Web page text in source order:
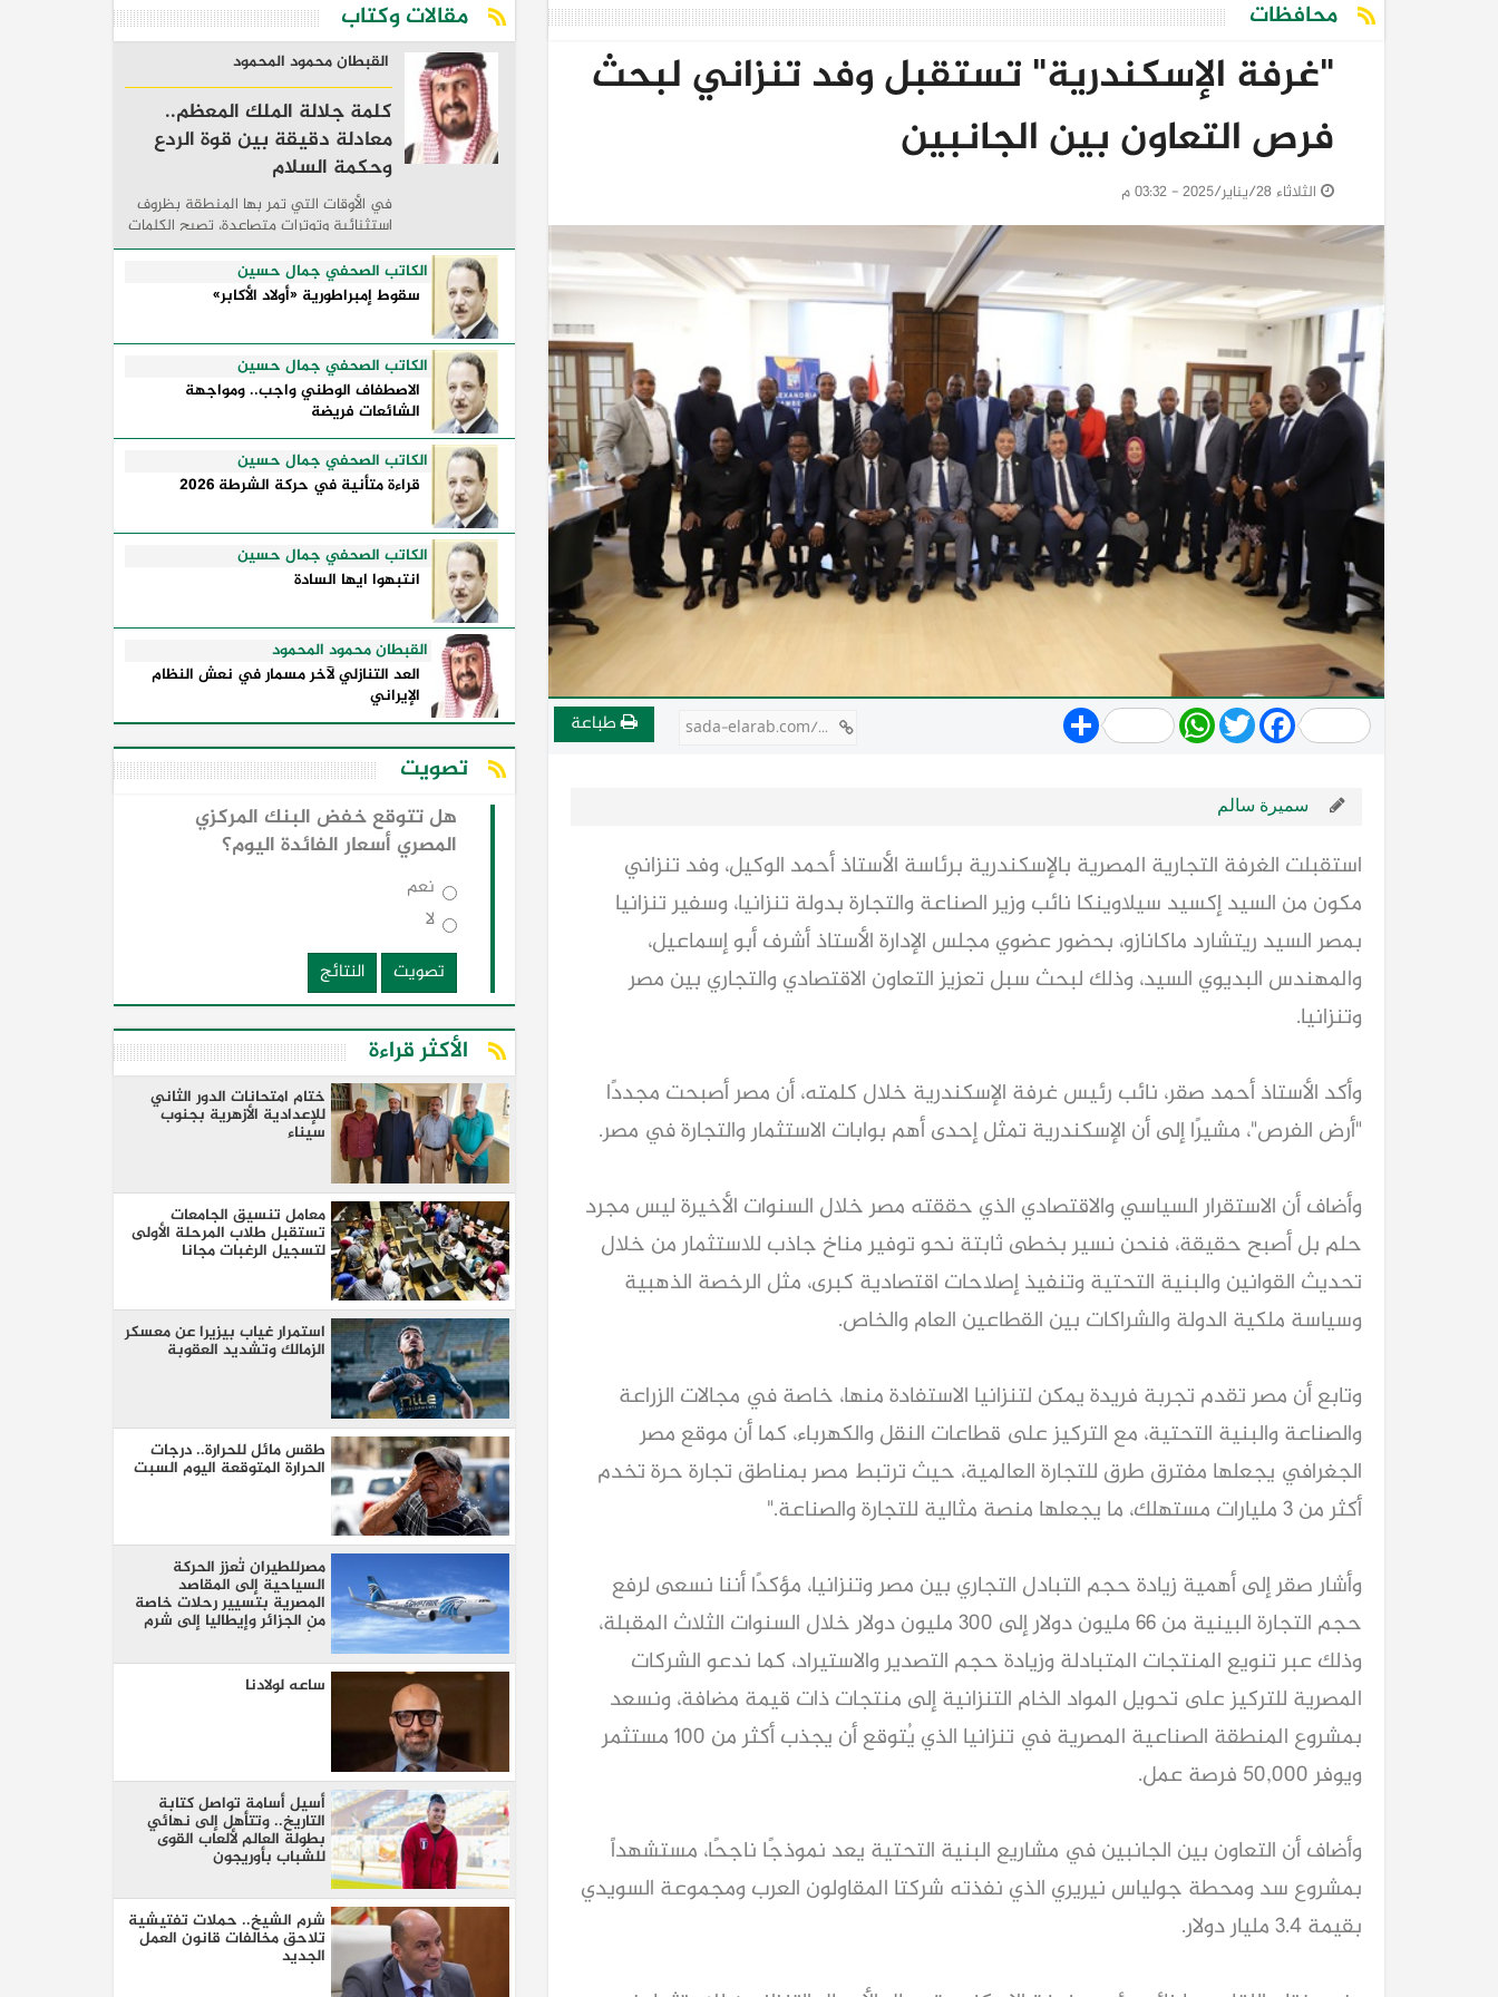
محافظات
"غرفة الإسكندرية" تستقبل وفد تنزاني لبحث
فرص التعاون بين الجانبين
الثلاثاء 28/يناير/2025 - 03:32 م
Share WhatsApp
TwitterFacebook طباعة sada-elarab.com/752516
سميرة سالم
استقبلت الغرفة التجارية المصرية بالإسكندرية برئاسة الأستاذ أحمد الوكيل، وفد تنزاني
مكون من السيد إكسيد سيلاوينكا نائب وزير الصناعة والتجارة بدولة تنزانيا، وسفير تنزانيا
بمصر السيد ريتشارد ماكانازو، بحضور عضوي مجلس الإدارة الأستاذ أشرف أبو إسماعيل،
والمهندس البديوي السيد، وذلك لبحث سبل تعزيز التعاون الاقتصادي والتجاري بين مصر
وتنزانيا.
وأكد الأستاذ أحمد صقر، نائب رئيس غرفة الإسكندرية خلال كلمته، أن مصر أصبحت مجددًا
"أرض الفرص"، مشيرًا إلى أن الإسكندرية تمثل إحدى أهم بوابات الاستثمار والتجارة في مصر.
وأضاف أن الاستقرار السياسي والاقتصادي الذي حققته مصر خلال السنوات الأخيرة ليس مجرد
حلم بل أصبح حقيقة، فنحن نسير بخطى ثابتة نحو توفير مناخ جاذب للاستثمار من خلال
تحديث القوانين والبنية التحتية وتنفيذ إصلاحات اقتصادية كبرى، مثل الرخصة الذهبية
وسياسة ملكية الدولة والشراكات بين القطاعين العام والخاص.
وتابع أن مصر تقدم تجربة فريدة يمكن لتنزانيا الاستفادة منها، خاصة في مجالات الزراعة
والصناعة والبنية التحتية، مع التركيز على قطاعات النقل والكهرباء، كما أن موقع مصر
الجغرافي يجعلها مفترق طرق للتجارة العالمية، حيث ترتبط مصر بمناطق تجارة حرة تخدم
أكثر من 3 مليارات مستهلك، ما يجعلها منصة مثالية للتجارة والصناعة."
وأشار صقر إلى أهمية زيادة حجم التبادل التجاري بين مصر وتنزانيا، مؤكدًا أننا نسعى لرفع
حجم التجارة البينية من 66 مليون دولار إلى 300 مليون دولار خلال السنوات الثلاث المقبلة،
وذلك عبر تنويع المنتجات المتبادلة وزيادة حجم التصدير والاستيراد، كما ندعو الشركات
المصرية للتركيز على تحويل المواد الخام التنزانية إلى منتجات ذات قيمة مضافة، ونسعد
بمشروع المنطقة الصناعية المصرية في تنزانيا الذي يُتوقع أن يجذب أكثر من 100 مستثمر
ويوفر 50,000 فرصة عمل.
وأضاف أن التعاون بين الجانبين في مشاريع البنية التحتية يعد نموذجًا ناجحًا، مستشهداً
بمشروع سد ومحطة جولياس نيريري الذي نفذته شركتا المقاولون العرب ومجموعة السويدي
بقيمة 3.4 مليار دولار.
مقالات وكتاب
القبطان محمود المحمود
كلمة جلالة الملك المعظم..
معادلة دقيقة بين قوة الردع
وحكمة السلام
في الأوقات التي تمر بها المنطقة بظروف
استثنائية وتوترات متصاعدة، تصبح الكلمات
السياسية أكثر من مجرد مواقف معلنة؛ فهي
تكشف طريقة تفكير الدول، وكيفية إدارتها
للأزمات، والحدود التي تفصل بين القوة ...
الكاتب الصحفي جمال حسين
سقوط إمبراطورية «أولاد الأكابر»
الكاتب الصحفي جمال حسين
الاصطفاف الوطني واجب.. ومواجهة
الشائعات فريضة
الكاتب الصحفي جمال حسين
قراءة متأنية في حركة الشرطة 2026
الكاتب الصحفي جمال حسين
انتبهوا ايها السادة
القبطان محمود المحمود
العد التنازلي لآخر مسمار في نعش النظام
الإيراني
تصويت
هل تتوقع خفض البنك المركزي
المصري أسعار الفائدة اليوم؟
نعم
لا
تصويت
النتائج
الأكثر قراءة
ختام امتحانات الدور الثاني
للإعدادية الأزهرية بجنوب
سيناء
معامل تنسيق الجامعات
تستقبل طلاب المرحلة الأولى
لتسجيل الرغبات مجانا
استمرار غياب بيزيرا عن معسكر
الزمالك وتشديد العقوبة
طقس مائل للحرارة.. درجات
الحرارة المتوقعة اليوم السبت
مصرللطيران تُعزز الحركة
السياحية إلى المقاصد
المصرية بتسيير رحلات خاصة
من الجزائر وإيطاليا إلى شرم
الشيخ والغردقة
ساعه لولادنا
أسيل أسامة تواصل كتابة
التاريخ.. وتتأهل إلى نهائي
بطولة العالم لألعاب القوى
للشباب بأوريجون
شرم الشيخ.. حملات تفتيشية
تلاحق مخالفات قانون العمل
الجديد